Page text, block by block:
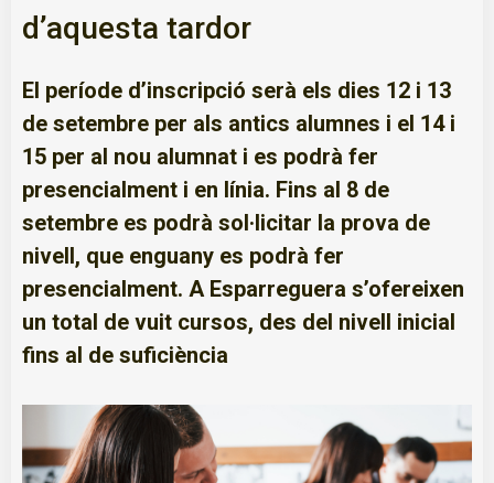
d’aquesta tardor
El període d’inscripció serà els dies 12 i 13
de setembre per als antics alumnes i el 14 i
15 per al nou alumnat i es podrà fer
presencialment i en línia. Fins al 8 de
setembre es podrà sol·licitar la prova de
nivell, que enguany es podrà fer
presencialment. A Esparreguera s’ofereixen
un total de vuit cursos, des del nivell inicial
fins al de suficiència